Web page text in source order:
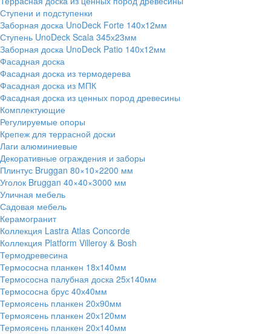
Ступени и подступенки
Заборная доска UnoDeck Forte 140х12мм
Ступень UnoDeck Scala 345х23мм
Заборная доска UnoDeck Patio 140х12мм
Фасадная доска
Фасадная доска из термодерева
Фасадная доска из МПК
Фасадная доска из ценных пород древесины
Комплектующие
Регулируемые опоры
Крепеж для террасной доски
Лаги алюминиевые
Декоративные ограждения и заборы
Плинтус Bruggan 80×10×2200 мм
Уголок Bruggan 40×40×3000 мм
Уличная мебель
Садовая мебель
Керамогранит
Коллекция Lastra Atlas Concorde
Коллекция Platform Villeroy & Bosh
Термодревесина
Термососна планкен 18х140мм
Термососна палубная доска 25х140мм
Термососна брус 40х40мм
Термоясень планкен 20х90мм
Термоясень планкен 20х120мм
Термоясень планкен 20х140мм